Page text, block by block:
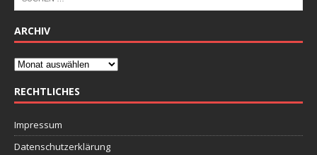
ARCHIV
RECHTLICHES
Impressum
Datenschutzerklärung